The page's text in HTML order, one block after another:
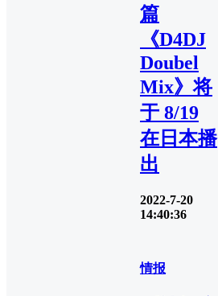
篇
《D4DJ
Doubel
Mix》将
于 8/19
在日本播
出
2022-7-20
14:40:36
情报